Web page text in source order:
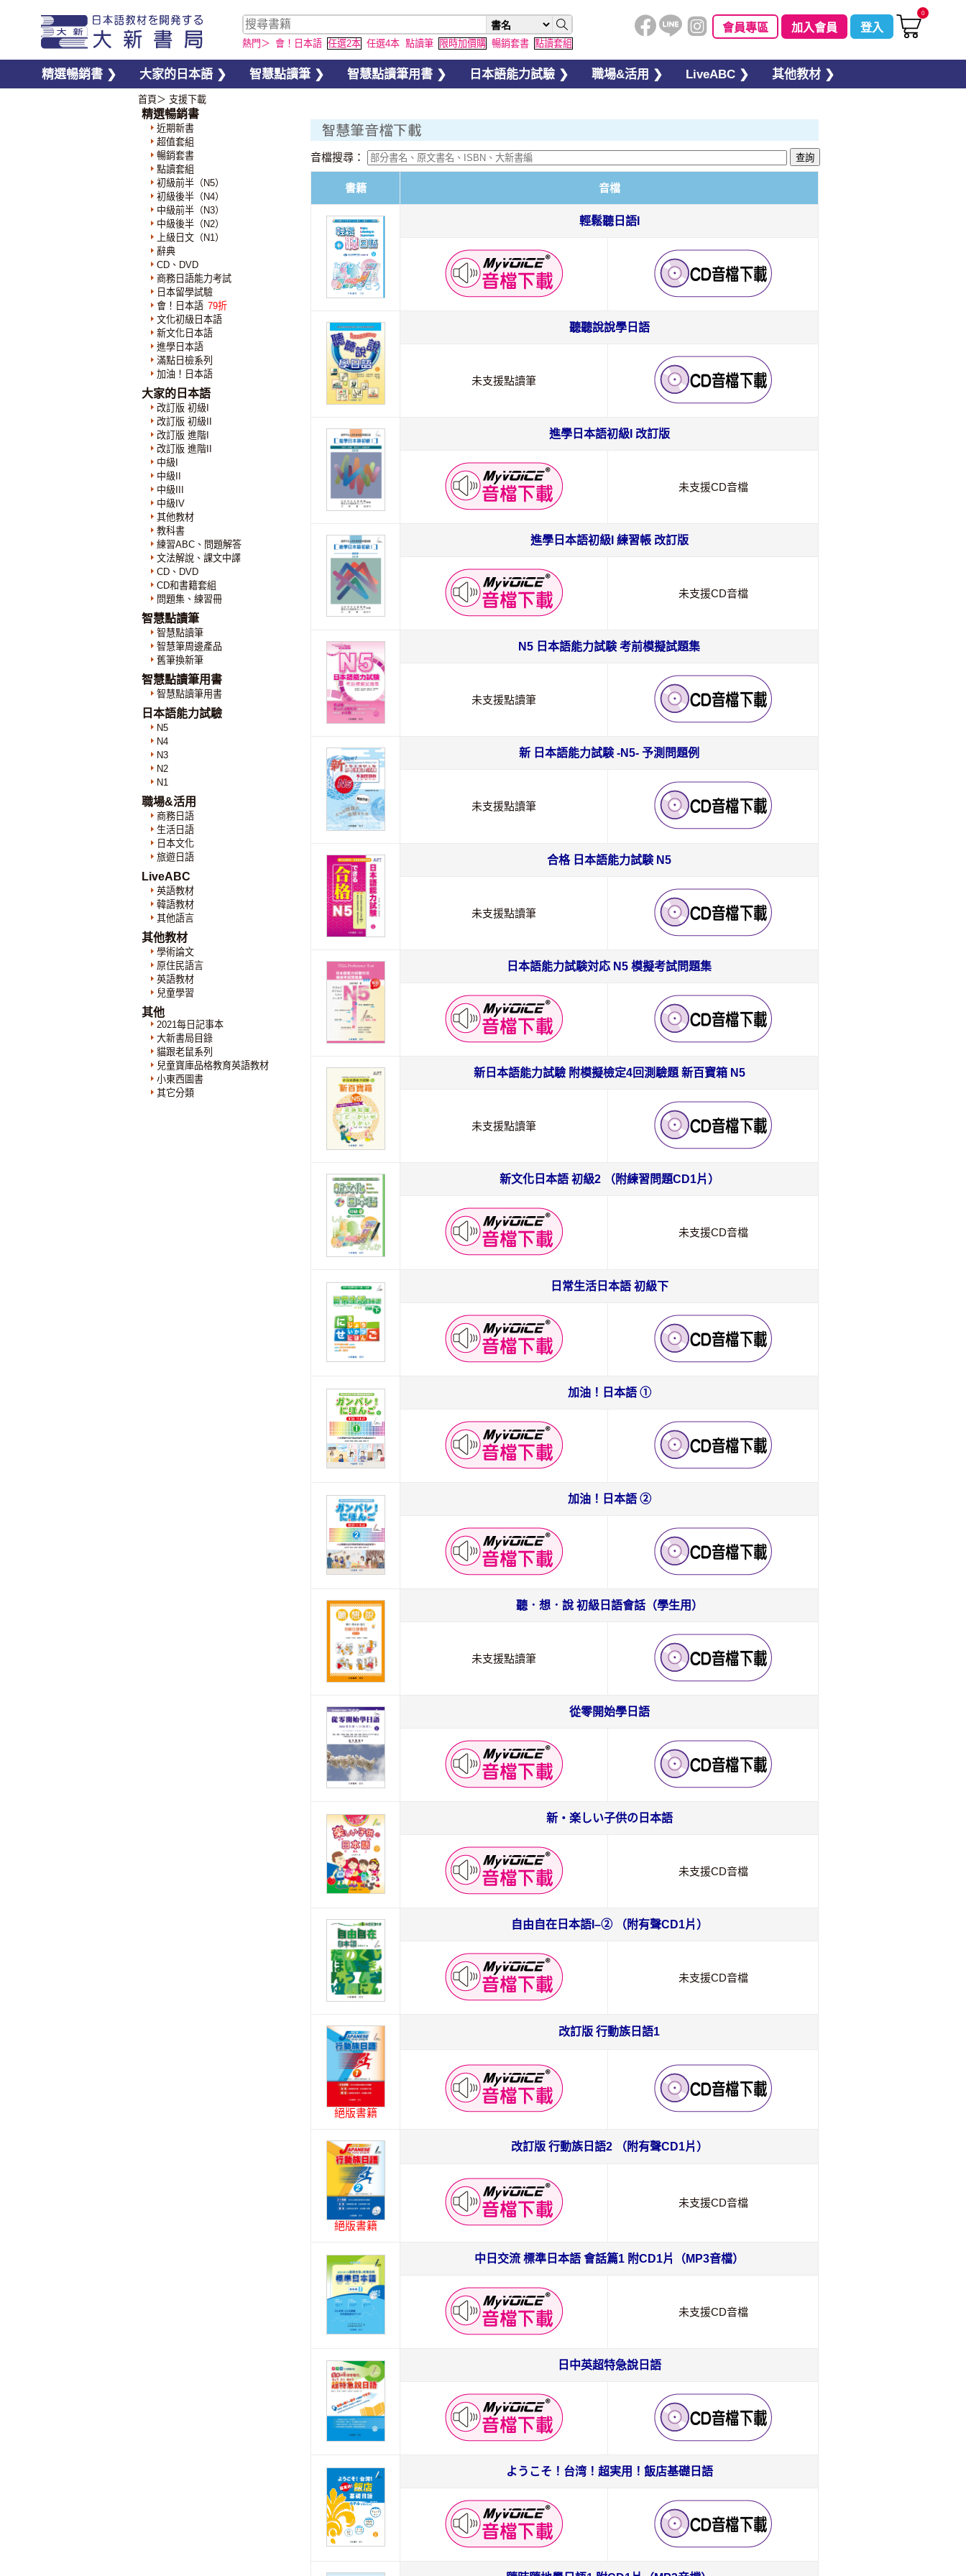
熱門＞ 會！日本語 任選2本 任選4本 點讀筆 限時加價購 暢銷套書 點讀套組
會員專區 加入會員 登入
0
精選暢銷書 ❯ 大家的日本語 ❯ 智慧點讀筆 ❯ 智慧點讀筆用書 ❯ 日本語能力試驗 ❯ 職場&活用 ❯ LiveABC ❯ 其他教材 ❯
首頁 ＞ 支援下載
精選暢銷書
近期新書
超值套組
暢銷套書
點讀套組
初級前半（N5）
初級後半（N4）
中級前半（N3）
中級後半（N2）
上級日文（N1）
辭典
CD、DVD
商務日語能力考試
日本留學試驗
會！日本語 79折
文化初級日本語
新文化日本語
進學日本語
滿點日檢系列
加油！日本語
大家的日本語
改訂版 初級I
改訂版 初級II
改訂版 進階I
改訂版 進階II
中級I
中級II
中級III
中級IV
其他教材
教科書
練習ABC、問題解答
文法解說、課文中譯
CD、DVD
CD和書籍套組
問題集、練習冊
智慧點讀筆
智慧點讀筆
智慧筆周邊產品
舊筆換新筆
智慧點讀筆用書
智慧點讀筆用書
日本語能力試驗
N5
N4
N3
N2
N1
職場&活用
商務日語
生活日語
日本文化
旅遊日語
LiveABC
英語教材
韓語教材
其他語言
其他教材
學術論文
原住民語言
英語教材
兒童學習
其他
2021每日記事本
大新書局目錄
貓跟老鼠系列
兒童寶庫品格教育英語教材
小東西圖書
其它分類
音檔搜尋：
書籍 音檔
輕鬆聽日語I
聽聽說說學日語
未支援點讀筆
進學日本語初級I 改訂版
未支援CD音檔
進學日本語初級I 練習帳 改訂版
未支援CD音檔
N5 日本語能力試験 考前模擬試題集
未支援點讀筆
新 日本語能力試験 -N5- 予測問題例
未支援點讀筆
合格 日本語能力試験 N5
未支援點讀筆
日本語能力試験対応 N5 模擬考試問題集
新日本語能力試驗 附模擬檢定4回測驗題 新百寶箱 N5
未支援點讀筆
新文化日本語 初級2 （附練習問題CD1片）
未支援CD音檔
日常生活日本語 初級下
加油！日本語 ①
加油！日本語 ②
聽．想．說 初級日語會話（學生用）
未支援點讀筆
從零開始學日語
新・楽しい子供の日本語
未支援CD音檔
自由自在日本語I–② （附有聲CD1片）
未支援CD音檔
絕版書籍
改訂版 行動族日語1
絕版書籍
改訂版 行動族日語2 （附有聲CD1片）
未支援CD音檔
中日交流 標準日本語 會話篇1 附CD1片（MP3音檔）
未支援CD音檔
日中英超特急說日語
ようこそ！台湾！超実用！飯店基礎日語